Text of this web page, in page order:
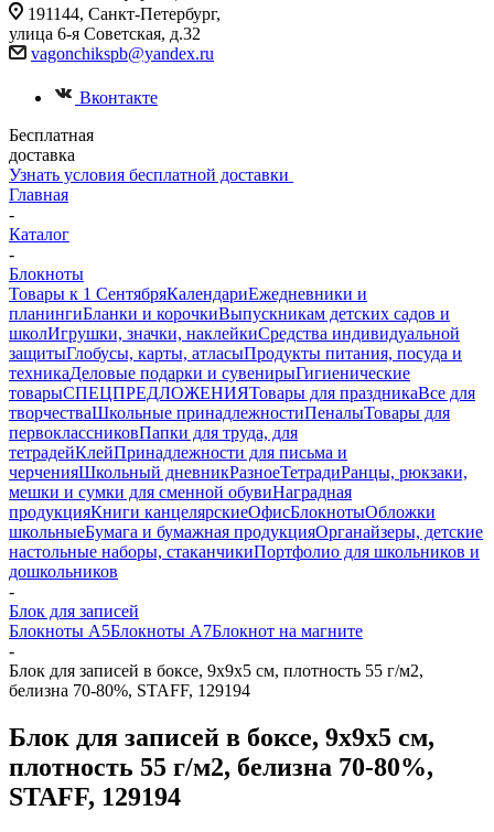
191144, Санкт-Петербург,
улица 6-я Советская, д.32
vagonchikspb@yandex.ru
Вконтакте
Бесплатная
доставка
Узнать условия бесплатной доставки
Главная
-
Каталог
-
Блокноты
Товары к 1 СентябряКалендариЕжедневники и
планингиБланки и корочкиВыпускникам детских садов и
школИгрушки, значки, наклейкиСредства индивидуальной
защитыГлобусы, карты, атласыПродукты питания, посуда и
техникаДеловые подарки и сувенирыГигиенические
товарыСПЕЦПРЕДЛОЖЕНИЯТовары для праздникаВсе для
творчестваШкольные принадлежностиПеналыТовары для
первоклассниковПапки для труда, для
тетрадейКлейПринадлежности для письма и
черченияШкольный дневникРазноеТетрадиРанцы, рюкзаки,
мешки и сумки для сменной обувиНаградная
продукцияКниги канцелярскиеОфисБлокнотыОбложки
школьныеБумага и бумажная продукцияОрганайзеры, детские
настольные наборы, стаканчикиПортфолио для школьников и
дошкольников
-
Блок для записей
Блокноты А5Блокноты А7Блокнот на магните
-
Блок для записей в боксе, 9х9х5 см, плотность 55 г/м2,
белизна 70-80%, STAFF, 129194
Блок для записей в боксе, 9х9х5 см,
плотность 55 г/м2, белизна 70-80%,
STAFF, 129194